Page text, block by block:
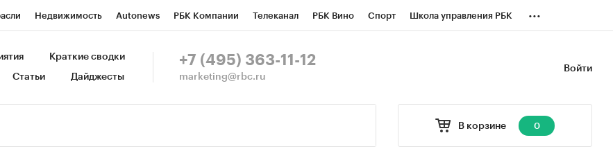
Недвижимость Autonews РБК Компании Телеканал РБК Вино Спорт Школа управления РБК
Спецпроекты СПб Конференции СПб Спецпроекты
...
Войти
Краткие сводки
Статьи Дайджесты
+7 (495) 363-11-12
marketing@rbc.ru
В корзине 0